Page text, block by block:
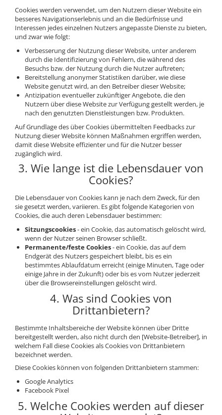
Okulare
Potenz
Prostata
Schilddrüse
Schlaf
Speicher
Stress
Urinieren
Verdauung
Wechseljahre
Wohlbefinden & Langlebigkeit
Cookies werden verwendet, um den Nutzern dieser Website ein
besseres Navigationserlebnis und an die Bedürfnisse und
Interessen jedes einzelnen Nutzers angepasste Dienste zu bieten,
und zwar wie folgt:
Verbesserung der Nutzung dieser Website, unter anderem
durch die Identifizierung von Fehlern, die während des
Besuchs bzw. der Nutzung durch die Nutzer auftreten;
Bereitstellung anonymer Statistiken darüber, wie diese
Website genutzt wird, an den Betreiber dieser Website;
Antizipation eventueller zukünftiger Angebote, die den
Nutzern über diese Website zur Verfügung gestellt werden, je
nach den genutzten Dienstleistungen bzw. Produkten.
Auf Grundlage des über Cookies übermittelten Feedbacks zur
Nutzung dieser Website können Maßnahmen ergriffen werden,
damit diese Website effizienter und für die Nutzer besser
zugänglich wird.
3. Wie lange ist die Lebensdauer von
Cookies?
Die Lebensdauer von Cookies kann je nach dem Zweck, für den
sie gesetzt werden, variieren. Es gibt folgende Kategorien von
Cookies, die auch deren Lebensdauer bestimmen:
Sitzungscookies- ein Cookie, das automatisch gelöscht wird,
wenn der Nutzer seinen Browser schließt.
Permanente/feste Cookies- ein Cookie, das auf dem
Endgerät des Nutzers gespeichert bleibt, bis es ein
bestimmtes Ablaufdatum erreicht (einige Minuten, Tage oder
einige Jahre in der Zukunft) oder bis es vom Nutzer jederzeit
über die Browsereinstellungen gelöscht wird.
4. Was sind Cookies von
Drittanbietern?
Bestimmte Inhaltsbereiche der Website können über Dritte
bereitgestellt werden, also nicht durch den [Website-Betreiber], in
welchem Fall diese Cookies als Cookies von Drittanbietern
bezeichnet werden.
Diese Cookies können von folgenden Drittanbietern stammen:
Google Analytics
Facebook Pixel
5. Welche Cookies werden auf dieser